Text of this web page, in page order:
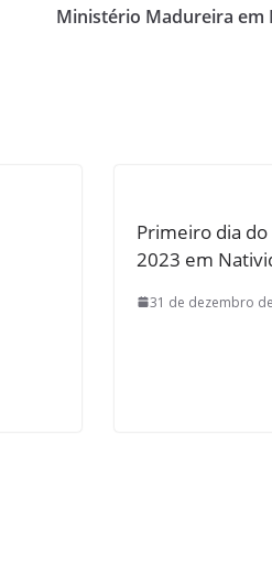
Ministério Madureira em
Primeiro dia
2023 em
31 de dezembro